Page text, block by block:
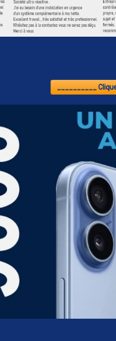
vous __________